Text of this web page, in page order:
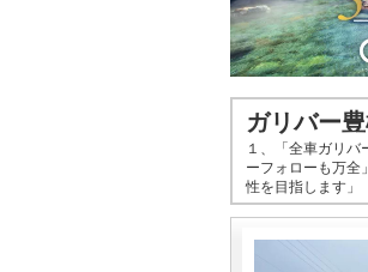
ガリバー
１、「全車ガリ
ーフォローも万
性を目指します」